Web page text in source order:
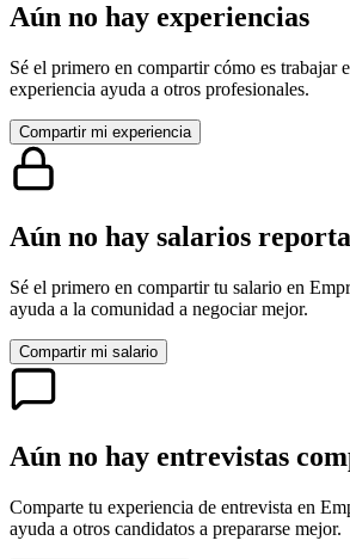
Aún no hay experiencias
Sé el primero en compartir cómo es trabajar
experiencia ayuda a otros profesionales.
Compartir mi experiencia
Aún no hay salarios
Sé el primero en compartir tu salario en
ayuda a la comunidad a negociar mejor.
Compartir mi salario
Aún no hay entrevistas
Comparte tu experiencia de entrevista en
ayuda a otros candidatos a prepararse mejor.